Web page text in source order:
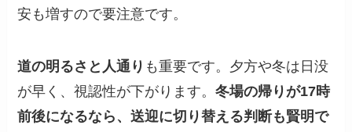
安も増すので要注意です。
道の明るさと人通り も重要です。夕方や冬は日没
が早く、視認性が下がります。冬場の帰りが17時
前後になるなら、送迎に切り替える判断も賢明で